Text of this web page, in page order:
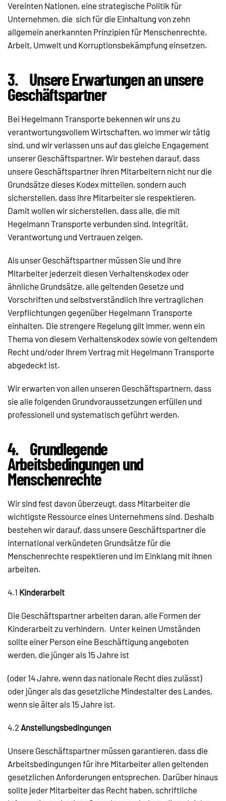
Vereinten Nationen, eine strategische Politik für
Unternehmen, die sich für die Einhaltung von zehn
allgemein anerkannten Prinzipien für Menschenrechte,
Arbeit, Umwelt und Korruptionsbekämpfung einsetzen.
3. Unsere Erwartungen an unsere
Geschäftspartner
Bei Hegelmann Transporte bekennen wir uns zu
verantwortungsvollem Wirtschaften, wo immer wir tätig
sind, und wir verlassen uns auf das gleiche Engagement
unserer Geschäftspartner. Wir bestehen darauf, dass
unsere Geschäftspartner ihren Mitarbeitern nicht nur die
Grundsätze dieses Kodex mitteilen, sondern auch
sicherstellen, dass ihre Mitarbeiter sie respektieren.
Damit wollen wir sicherstellen, dass alle, die mit
Hegelmann Transporte verbunden sind, Integrität,
Verantwortung und Vertrauen zeigen.
Als unser Geschäftspartner müssen Sie und Ihre
Mitarbeiter jederzeit diesen Verhaltenskodex oder
ähnliche Grundsätze, alle geltenden Gesetze und
Vorschriften und selbstverständlich Ihre vertraglichen
Verpflichtungen gegenüber Hegelmann Transporte
einhalten. Die strengere Regelung gilt immer, wenn ein
Thema von diesem Verhaltenskodex sowie von geltendem
Recht und/oder Ihrem Vertrag mit Hegelmann Transporte
abgedeckt ist.
Wir erwarten von allen unseren Geschäftspartnern, dass
sie alle folgenden Grundvoraussetzungen erfüllen und
professionell und systematisch geführt werden.
4. Grundlegende
Arbeitsbedingungen und
Menschenrechte
Wir sind fest davon überzeugt, dass Mitarbeiter die
wichtigste Ressource eines Unternehmens sind. Deshalb
bestehen wir darauf, dass unsere Geschäftspartner die
international verkündeten Grundsätze für die
Menschenrechte respektieren und im Einklang mit ihnen
arbeiten.
4.1 Kinderarbeit
Die Geschäftspartner arbeiten daran, alle Formen der
Kinderarbeit zu verhindern. Unter keinen Umständen
sollte einer Person eine Beschäftigung angeboten
werden, die jünger als 15 Jahre ist
(oder 14 Jahre, wenn das nationale Recht dies zulässt)
oder jünger als das gesetzliche Mindestalter des Landes,
wenn sie älter als 15 Jahre ist.
4.2 Anstellungsbedingungen
Unsere Geschäftspartner müssen garantieren, dass die
Arbeitsbedingungen für ihre Mitarbeiter allen geltenden
gesetzlichen Anforderungen entsprechen. Darüber hinaus
sollte jeder Mitarbeiter das Recht haben, schriftliche